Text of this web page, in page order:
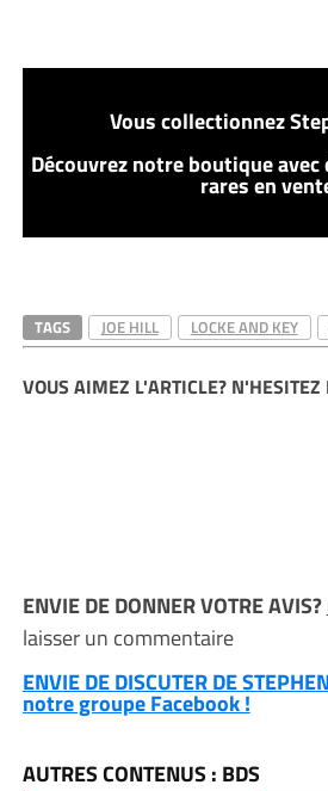
Vous collectionnez
Découvrez notre boutique
rares en
TAGS JOE HILL LOCKE AND KEY
VOUS AIMEZ L'ARTICLE? N'HESITEZ
ENVIE DE DONNER VOTRE AVIS?
laisser un commentaire
ENVIE DE DISCUTER DE
notre groupe Facebook !
AUTRES CONTENUS : BDS